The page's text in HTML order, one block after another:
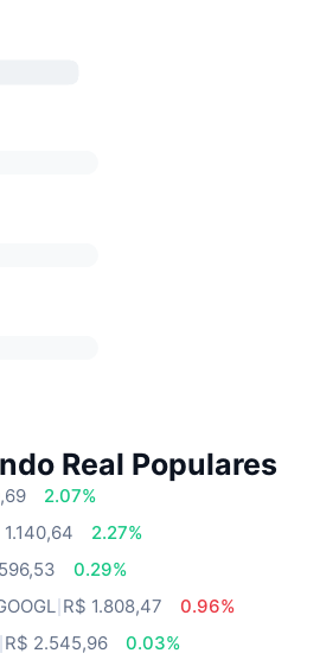
Real Populares
2.07%
1.140,64
2.27%
0.29%
R$ 1.808,47
0.96%
R$ 2.545,96
0.03%